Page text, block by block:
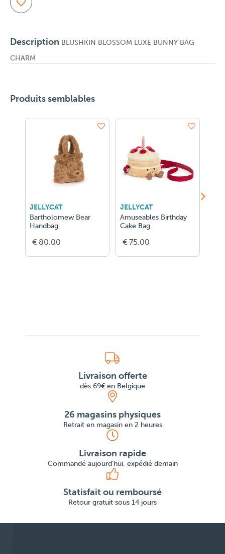
Description BLUSHKIN BLOSSOM LUXE BUNNY BAG
CHARM
Produits semblables
JELLYCAT
Bartholomew Bear
Handbag
€ 80.00
JELLYCAT
Amuseables Birthday
Cake Bag
€ 75.00
Livraison offerte
dès 69€ en Belgique
26 magasins physiques
Retrait en magasin en 2 heures
Livraison rapide
Commandé aujourd'hui, expédié demain
Statisfait ou remboursé
Retour gratuit sous 14 jours